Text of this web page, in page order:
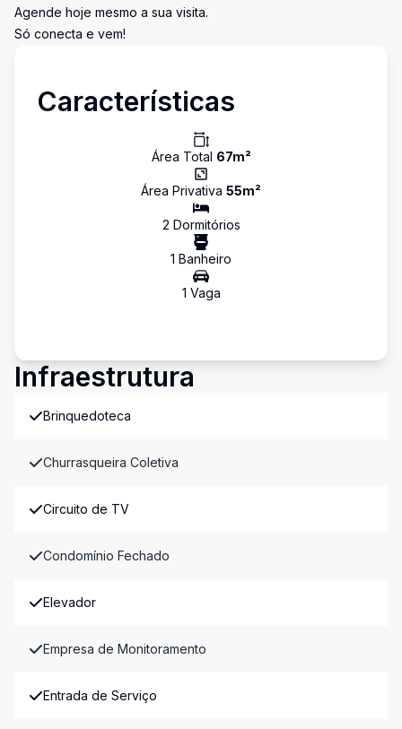
Agende hoje mesmo a sua visita.
Só conecta e vem!
Características
Área Total 67m²
Área Privativa 55m²
2 Dormitórios
1 Banheiro
1 Vaga
Infraestrutura
Brinquedoteca
Churrasqueira Coletiva
Circuito de TV
Condomínio Fechado
Elevador
Empresa de Monitoramento
Entrada de Serviço